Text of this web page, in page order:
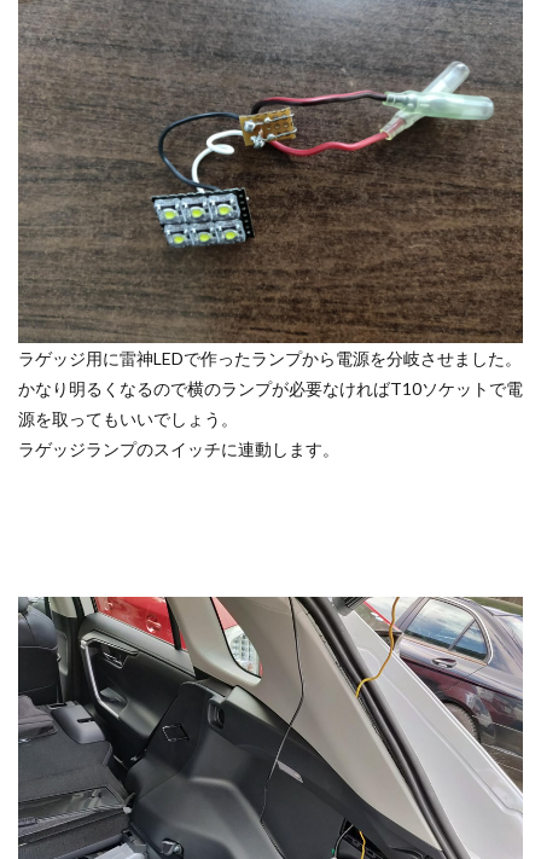
ラゲッジ用に雷神LEDで作ったランプから電源を分岐させました。
かなり明るくなるので横のランプが必要なければT10ソケットで電
源を取ってもいいでしょう。
ラゲッジランプのスイッチに連動します。